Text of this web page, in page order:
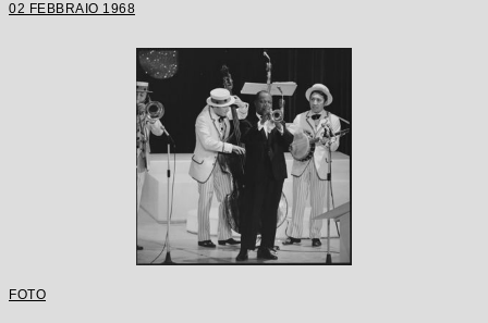
02 FEBBRAIO 1968
FOTO